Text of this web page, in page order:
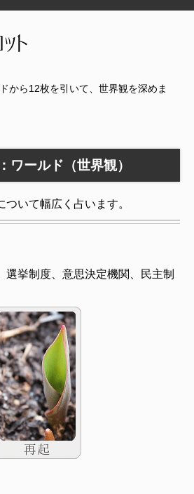
から12枚を引いて、世界観を深めま
ワールド（世界観）
いて幅広く占います。
選挙制度、意思決定機関、民主制